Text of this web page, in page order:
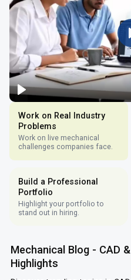
Work on Real Industry
Problems
Work on live mechanical
challenges companies face.
Build a Professional
Portfolio
Highlight your portfolio to
stand out in hiring.
Mechanical Blog - CAD
Highlights